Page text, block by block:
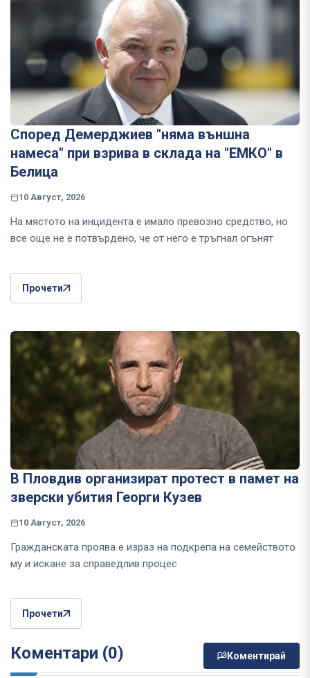
Според Демерджиев "няма външна
намеса" при взрива в склада на "ЕМКО" в
Белица
10 Август, 2026
На мястото на инцидента е имало превозно средство, но
все още не е потвърдено, че от него е тръгнал огънят
Прочети
В Пловдив организират протест в памет на
зверски убития Георги Кузев
10 Август, 2026
Гражданската проява е израз на подкрепа на семейството
му и искане за справедлив процес
Прочети
Коментари (0) Коментирай